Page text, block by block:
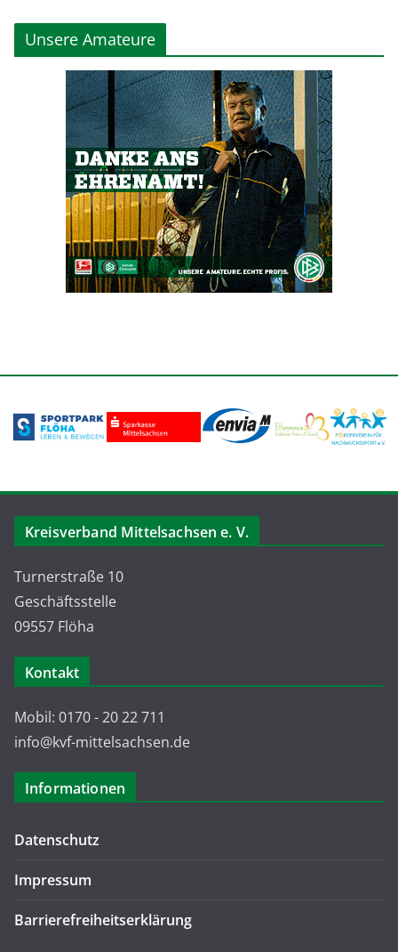
Unsere Amateure
Kreisverband Mittelsachsen e. V.
Turnerstraße 10
Geschäftsstelle
09557 Flöha
Kontakt
Mobil: 0170 - 20 22 711
info@kvf-mittelsachsen.de
Informationen
Datenschutz
Impressum
Barrierefreiheitserklärung